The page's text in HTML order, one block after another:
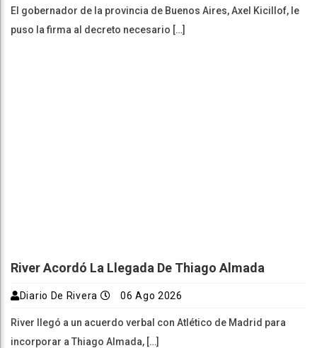
El gobernador de la provincia de Buenos Aires, Axel Kicillof, le
puso la firma al decreto necesario […]
River Acordó La Llegada De Thiago Almada
Diario De Rivera 06 Ago 2026
River llegó a un acuerdo verbal con Atlético de Madrid para
incorporar a Thiago Almada, […]